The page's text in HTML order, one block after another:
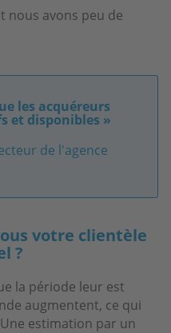
nous avons peu de
les acquéreurs
et disponibles »
de l'agence
votre clientèle
?
la période leur est
augmentent, ce qui
estimation par un